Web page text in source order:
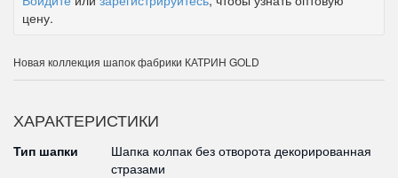
цену.
Новая коллекция шапок фабрики КАТРИН GOLD
ХАРАКТЕРИСТИКИ
Тип шапки
Шапка колпак без отворота декорированная
стразами